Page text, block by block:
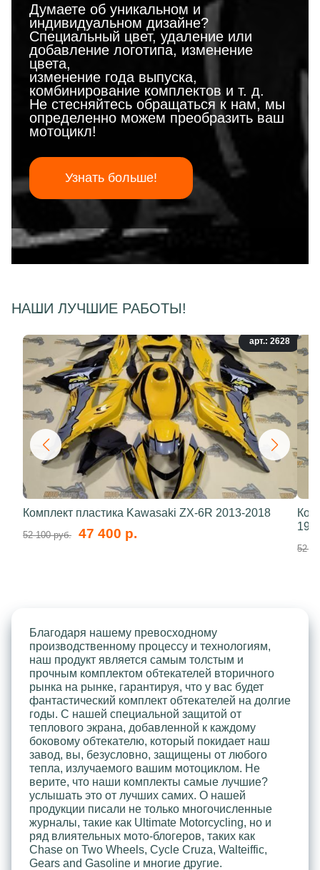
Думаете об уникальном и
индивидуальном дизайне?
Специальный цвет, удаление или
добавление логотипа, изменение
цвета,
изменение года выпуска,
комбинирование комплектов и т. д.
Не стесняйтесь обращаться к нам, мы
определенно можем преобразить ваш
мотоцикл!
Узнать больше!
НАШИ ЛУЧШИЕ РАБОТЫ!
арт.: 2628
Комплект пластика Kawasaki ZX-6R 2013-2018
52 100 руб. 47 400 р.
52
Благодаря нашему превосходному
производственному процессу и технологиям,
наш продукт является самым толстым и
прочным комплектом обтекателей вторичного
рынка на рынке, гарантируя, что у вас будет
фантастический комплект обтекателей на долгие
годы. С нашей специальной защитой от
теплового экрана, добавленной к каждому
боковому обтекателю, который покидает наш
завод, вы, безусловно, защищены от любого
тепла, излучаемого вашим мотоциклом. Не
верите, что наши комплекты самые лучшие?
услышать это от лучших самих. О нашей
продукции писали не только многочисленные
журналы, такие как Ultimate Motorcycling, но и
ряд влиятельных мото-блогеров, таких как
Chase on Two Wheels, Cycle Cruza, Walteiffic,
Gears and Gasoline и многие другие.